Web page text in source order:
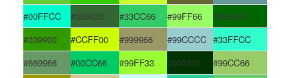
#00FFCC
#336633 #33CC66 #99FF66
#006600
#339900
#CCFF00 #999966 #99CCCC #33FFCC
#669966
#00CC66 #99FF33 #003300
#99CC66